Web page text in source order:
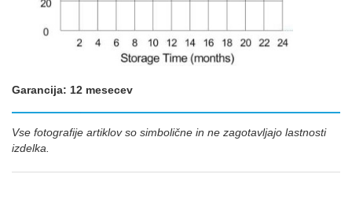
Garancija: 12 mesecev
Vse fotografije artiklov so simbolične in ne zagotavljajo lastnosti
izdelka.